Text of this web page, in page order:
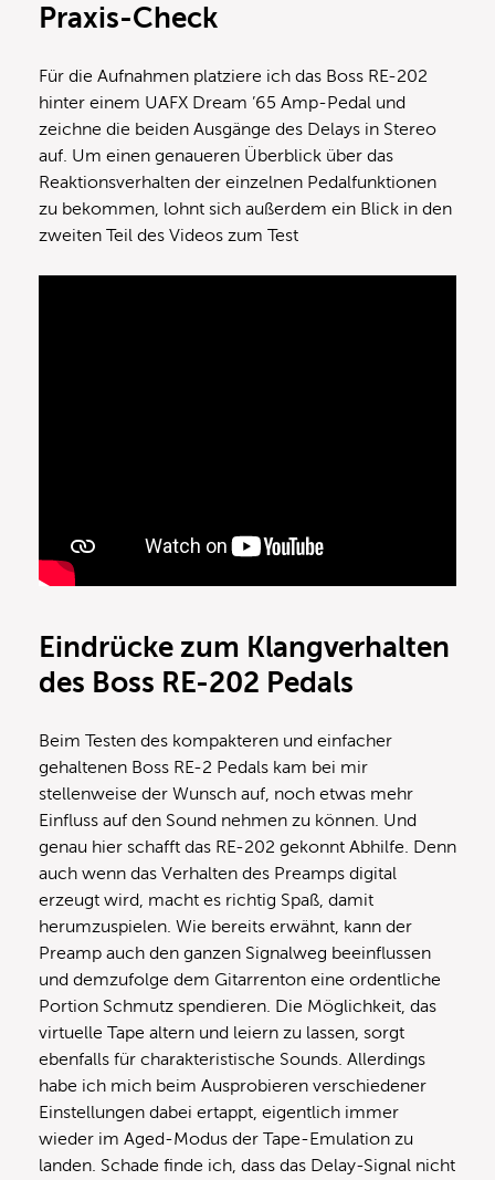
Praxis-Check
Für die Aufnahmen platziere ich das Boss RE-202
hinter einem UAFX Dream ’65 Amp-Pedal und
zeichne die beiden Ausgänge des Delays in Stereo
auf. Um einen genaueren Überblick über das
Reaktionsverhalten der einzelnen Pedalfunktionen
zu bekommen, lohnt sich außerdem ein Blick in den
zweiten Teil des Videos zum Test
Eindrücke zum Klangverhalten
des Boss RE-202 Pedals
Beim Testen des kompakteren und einfacher
gehaltenen Boss RE-2 Pedals kam bei mir
stellenweise der Wunsch auf, noch etwas mehr
Einfluss auf den Sound nehmen zu können. Und
genau hier schafft das RE-202 gekonnt Abhilfe. Denn
auch wenn das Verhalten des Preamps digital
erzeugt wird, macht es richtig Spaß, damit
herumzuspielen. Wie bereits erwähnt, kann der
Preamp auch den ganzen Signalweg beeinflussen
und demzufolge dem Gitarrenton eine ordentliche
Portion Schmutz spendieren. Die Möglichkeit, das
virtuelle Tape altern und leiern zu lassen, sorgt
ebenfalls für charakteristische Sounds. Allerdings
habe ich mich beim Ausprobieren verschiedener
Einstellungen dabei ertappt, eigentlich immer
wieder im Aged-Modus der Tape-Emulation zu
landen. Schade finde ich, dass das Delay-Signal nicht